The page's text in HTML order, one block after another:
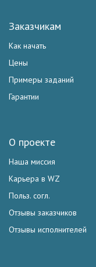
Заказчикам
Как начать
Цены
Примеры заданий
Гарантии
О проекте
Наша миссия
Карьера в WZ
Польз. согл.
Отзывы заказчиков
Отзывы исполнителей